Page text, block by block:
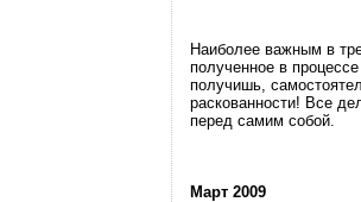
Наиболее важным в
полученное в
получишь,
раскованности! Все
перед самим собой.
Март 2009